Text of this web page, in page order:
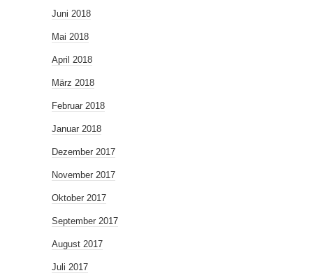
Juni 2018
Mai 2018
April 2018
März 2018
Februar 2018
Januar 2018
Dezember 2017
November 2017
Oktober 2017
September 2017
August 2017
Juli 2017